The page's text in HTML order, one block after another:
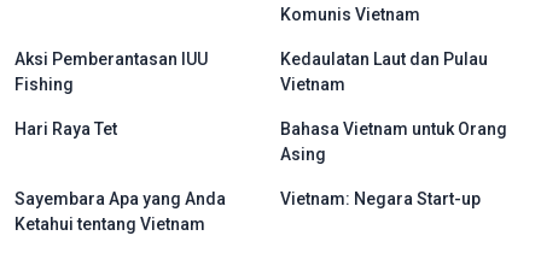
Komunis Vietnam
Aksi Pemberantasan IUU
Fishing
Kedaulatan Laut dan Pulau
Vietnam
Hari Raya Tet
Bahasa Vietnam untuk Orang
Asing
Sayembara Apa yang Anda
Ketahui tentang Vietnam
Vietnam: Negara Start-up